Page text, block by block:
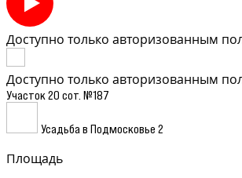
Доступно только авторизованным
Доступно только авторизованным
Участок 20 сот. №187
Усадьба в Подмосковье 2
Площадь